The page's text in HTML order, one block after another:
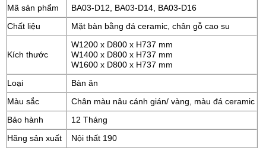
Mã sản phẩm BA03-D12, BA03-D14, BA03-D16
Chất liệu Mặt bàn bằng đá ceramic, chân gỗ cao su
Kích thước
W1200 x D800 x H737 mm
W1400 x D800 x H737 mm
W1600 x D800 x H737 mm
Loại Bàn ăn
Màu sắc Chân màu nâu cánh gián/ vàng, màu đá ceramic
Bảo hành 12 Tháng
Hãng sản xuất Nội thất 190